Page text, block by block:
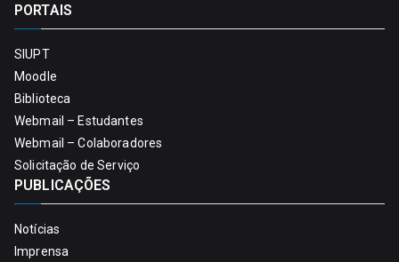
PORTAIS
SIUPT
Moodle
Biblioteca
Webmail – Estudantes
Webmail – Colaboradores
Solicitação de Serviço
PUBLICAÇÕES
Notícias
Imprensa